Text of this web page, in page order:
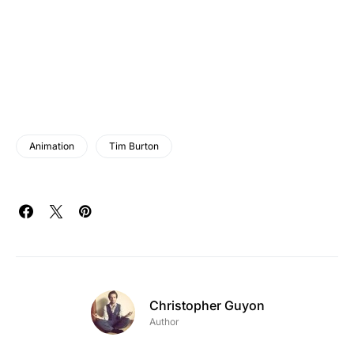
Animation Tim Burton
Christopher Guyon
Author